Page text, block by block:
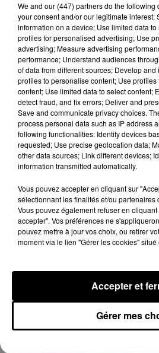
MADONNA
Like A Prayer
23h40
23h40
FEDER
We and our (447) partnersdo the following
your consent and/or our legitimate interest:
information on a device; Use limited data
profiles for personalised advertising; Use
advertising; Measure advertising
performance; Understand audiences
of data from different sources; Develop
profiles to personalise content; Use
content; Use limited data to select content;
detect fraud, and fix errors; Deliver and
Save and communicate privacy choices.
process personal data such as IP address
following functionalities: Identify devices
requested; Use precise geolocation data;
other data sources; Link different devices;
information transmitted automatically.
Vous pouvez accepter en cliquant sur
sélectionnant les finalités et/ou partenaires
Vous pouvez également refuser en
accepter". Vos préférences ne
pouvez mettre à jour vos choix, ou retirer
moment via le lien "Gérer les cookies"
Gérer mes
Accepter et